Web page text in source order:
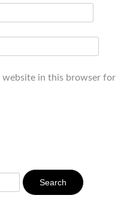
website in this browser for